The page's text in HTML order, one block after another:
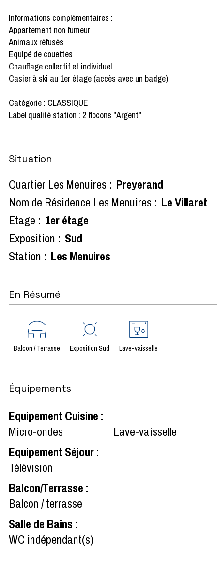
Informations complémentaires :
Appartement non fumeur
Animaux réfusés
Equipé de couettes
Chauffage collectif et individuel
Casier à ski au 1er étage (accès avec un badge)
Catégorie : CLASSIQUE
Label qualité station : 2 flocons "Argent"
Situation
Quartier Les Menuires : Preyerand
Nom de Résidence Les Menuires : Le Villaret
Etage : 1er étage
Exposition : Sud
Station : Les Menuires
En Résumé
Balcon / Terrasse Exposition Sud Lave-vaisselle
Équipements
Equipement Cuisine :
Micro-ondes
Lave-vaisselle
Equipement Séjour:
Télévision
Balcon/Terrasse :
Balcon / terrasse
Salle de Bains :
WC indépendant(s)